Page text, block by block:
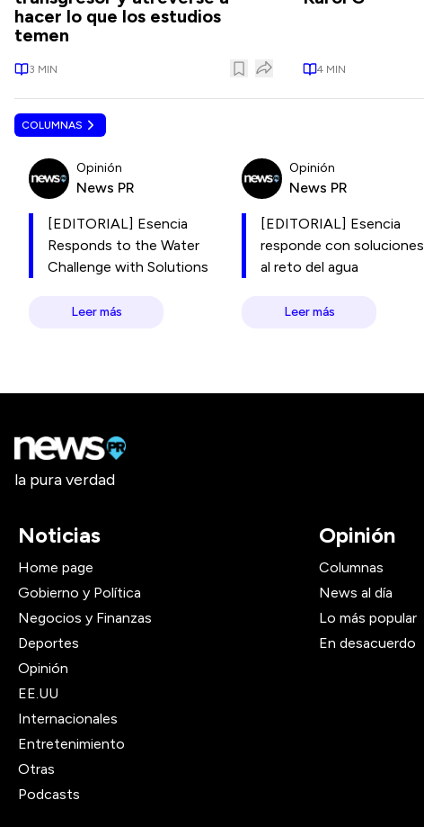
hacer lo que los estudios
temen
3 MIN 4 MIN
COLUMNAS
Opinión
News PR
[EDITORIAL] Esencia
Responds to the Water
Challenge with Solutions
Leer más
Opinión
News PR
[EDITORIAL] Esencia
responde con soluciones
al reto del agua
Leer más
la pura verdad
Noticias
Home page
Gobierno y Política
Negocios y Finanzas
Deportes
Opinión
EE.UU
Internacionales
Entretenimiento
Otras
Podcasts
Opinión
Columnas
News al día
Lo más popular
En desacuerdo